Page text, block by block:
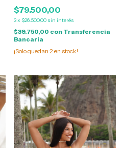
$79.500,00
3x $26.500,00 sin interés
$39.750,00 con Transferencia
Bancaria
¡Solo quedan 2en stock!